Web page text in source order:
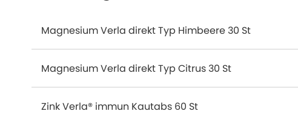
Magnesium Verla direkt Typ Himbeere 30 St
Magnesium Verla direkt Typ Citrus 30 St
Zink Verla® immun Kautabs 60 St